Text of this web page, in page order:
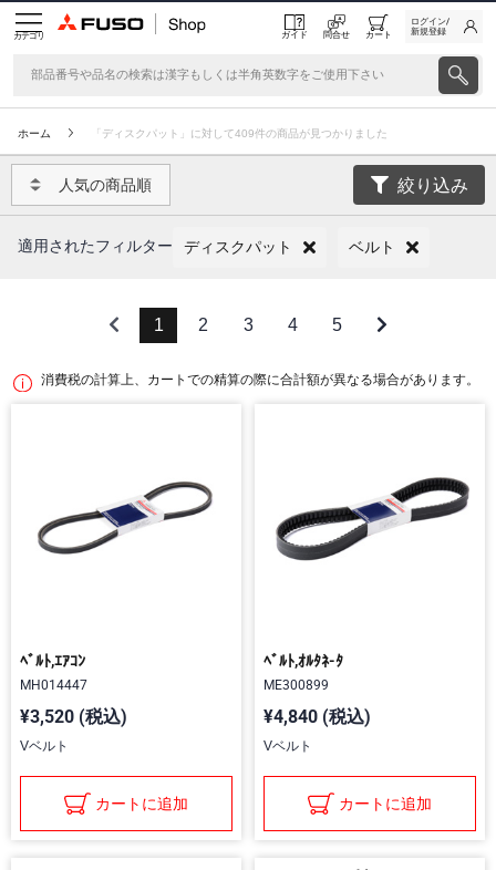
カテゴリ ガイド 問合せ カート
ログイン/
新規登録
ホーム 「ディスクパット」に対して409件の商品が見つかりました
人気の商品順 絞り込み
適用されたフィルター ディスクパット ベルト
1 2 3 4 5
消費税の計算上、カートでの精算の際に合計額が異なる場合があります。
ﾍﾞﾙﾄ,ｴｱｺﾝ
MH014447
¥3,520 (税込)
Vベルト
カートに追加
ﾍﾞﾙﾄ,ｵﾙﾀﾈ-ﾀ
ME300899
¥4,840 (税込)
Vベルト
カートに追加